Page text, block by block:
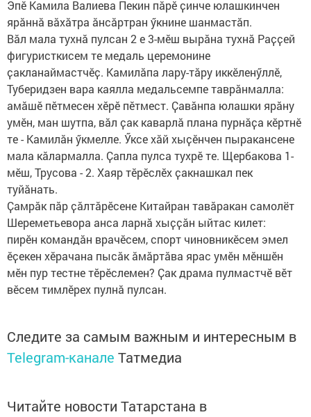
Эпӗ Камила Валиева Пекин пӑрӗ ҫинче юлашкинчен
ярӑннӑ вӑхӑтра ӑнсӑртран ӳкнине шанмастӑп.
Вӑл мала тухнӑ пулсан 2 е 3-мӗш вырӑна тухнӑ Раҫҫей
фигуристкисем те медаль церемонине
ҫакланаймастчӗҫ. Камилӑпа лару-тӑру иккӗленӳллӗ,
Туберидзен вара каялла медальсемпе таврӑнмалла:
амӑшӗ пӗтмесен хӗрӗ пӗтмест. Ҫавӑнпа юлашки ярӑну
умӗн, ман шутпа, вӑл ҫак каварлӑ плана пурнӑҫа кӗртнӗ
те - Камилӑн ӳкмелле. Ӳксе хӑй хыҫӗнчен пыракансене
мала кӑлармалла. Ҫапла пулса тухрӗ те. Щербакова 1-
мӗш, Трусова - 2. Хаяр тӗрӗслӗх ҫакнашкал пек
туйӑнать.
Ҫамрӑк пӑр ҫӑлтӑрӗсене Китайран тавӑракан самолёт
Шереметьевора анса ларнӑ хыҫҫӑн ыйтас килет:
пирӗн командӑн врачӗсем, спорт чиновникӗсем эмел
ӗҫекен хӗрачана пысӑк ӑмӑртӑва ярас умӗн мӗншӗн
мӗн пур тестне тӗрӗслемен? Ҫак драма пулмастчӗ вӗт
вӗсем тимлӗрех пулнӑ пулсан.
Следите за самым важным и интересным в
Telegram-канале Татмедиа
Читайте новости Татарстана в